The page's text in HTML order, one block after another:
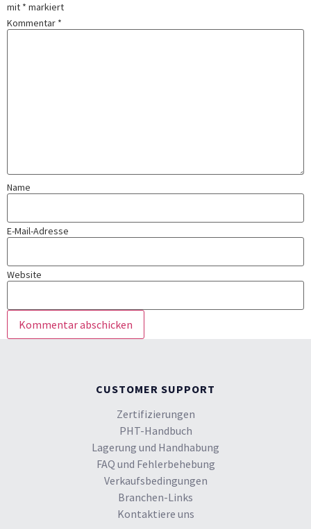
mit * markiert
Kommentar *
Name
E-Mail-Adresse
Website
CUSTOMER SUPPORT
Zertifizierungen
PHT-Handbuch
Lagerung und Handhabung
FAQ und Fehlerbehebung
Verkaufsbedingungen
Branchen-Links
Kontaktiere uns